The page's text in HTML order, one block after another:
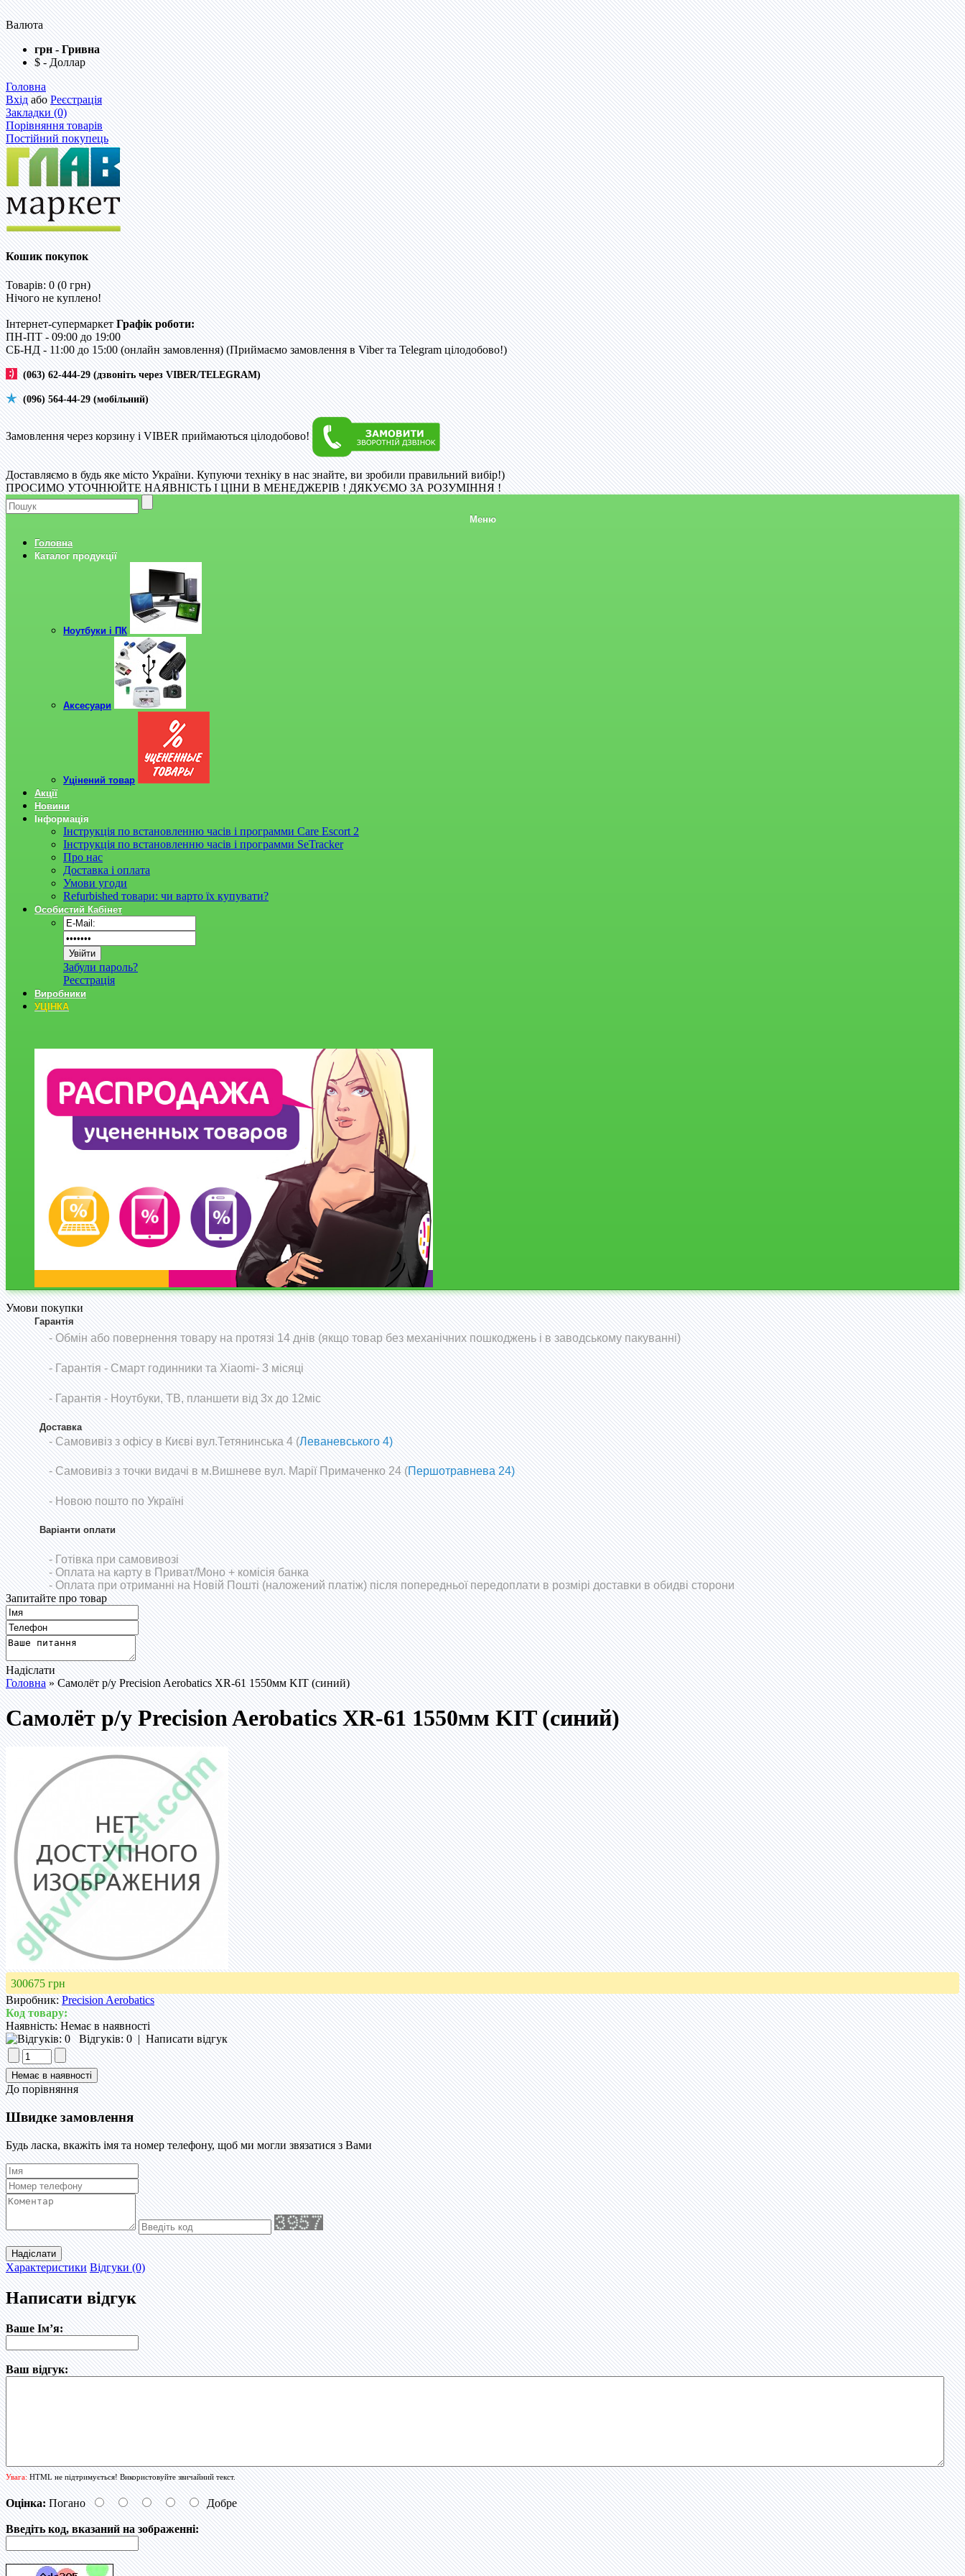
Валюта
грн - Гривна
$ - Доллар
Головна
ВхідабоРеєстрація
Закладки (0)
Порівняння товарів
Постійний покупець
Кошик покупок
Товарів: 0 (0 грн)
Нічого не куплено!
Інтернет-супермаркет Графік роботи:
ПН-ПТ - 09:00 до 19:00
CБ-НД - 11:00 до 15:00 (онлайн замовлення) (Приймаємо замовлення в Viber та Telegram цілодобово!)
(063) 62-444-29 (дзвоніть через VIBER/TELEGRAM)
(096) 564-44-29 (мобільний)
Замовлення через корзину і VIBER приймаються цілодобово!
Доставляємо в будь яке місто України. Купуючи техніку в нас знайте, ви зробили правильний вибір!)
ПРОСИМО УТОЧНЮЙТЕ НАЯВНІСТЬ І ЦІНИ В МЕНЕДЖЕРІВ ! ДЯКУЄМО ЗА РОЗУМІННЯ !
Меню
Головна
Каталог продукції
Ноутбуки і ПК
Аксесуари
Уцінений товар
Акції
Новини
Інформація
Інструкція по встановленню часів і программи Care Escort 2
Інструкція по встановленню часів і программи SeTracker
Про нас
Доставка і оплата
Умови угоди
Refurbished товари: чи варто їх купувати?
Особистий Кабінет
Забули пароль?
Реєстрація
Виробники
УЦІНКА
Умови покупки
Гарантія
- Обмін або повернення товару на протязі 14 днів (якщо товар без механічних пошкоджень і в заводському пакуванні)
-Гарантія - Смарт годинники та Xiaomi- 3 місяці
- Гарантія - Ноутбуки, ТВ, планшети від 3х до 12міс
Доставка
- Самовивіз з офісу в Києві вул.Тетянинська 4 (Леваневського 4)
- Самовивіз з точки видачі в м.Вишневе вул. Марії Примаченко 24 (Першотравнева 24)
- Новою пошто по Україні
Варіанти оплати
- Готівка при самовивозі
- Оплата на карту в Приват/Моно+ комісія банка
- Оплата при отриманні на Новій Пошті (наложений платіж) після попередньої передоплати в розмірі доставки в обидві сторони
Запитайте про товар
Надіслати
Головна» Самолёт р/у Precision Aerobatics XR-61 1550мм KIT (синий)
Самолёт р/у Precision Aerobatics XR-61 1550мм KIT (синий)
300675 грн
Виробник: Precision Aerobatics
Код товару:
Наявність:Немає в наявності
Відгуків: 0|Написати відгук
До порівняння
Швидке замовлення
Будь ласка, вкажіть імя та номер телефону, щоб ми могли звязатися з Вами
Надіслати
Характеристики Відгуки (0)
Написати відгук
Ваше Ім’я:
Ваш відгук:
Увага:HTML не підтримується! Використовуйте звичайний текст.
Оцінка: Погано Добре
Введіть код, вказаний на зображенні: